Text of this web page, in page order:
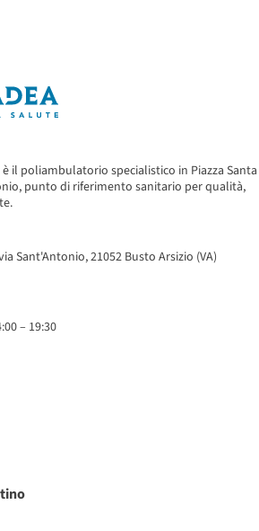
il poliambulatorio specialistico in Piazza Santa
punto di riferimento sanitario per qualità,
Sant'Antonio, 21052 Busto Arsizio (VA)
– 19:30